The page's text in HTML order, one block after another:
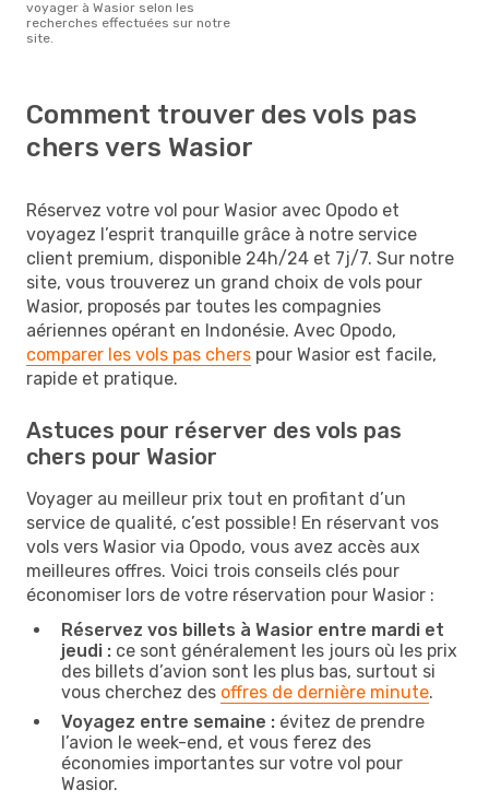
voyager à Wasior selon les
recherches effectuées sur notre
site.
Comment trouver des vols pas
chers vers Wasior
Réservez votre vol pour Wasior avec Opodo et
voyagez l’esprit tranquille grâce à notre service
client premium, disponible 24h/24 et 7j/7. Sur notre
site, vous trouverez un grand choix de vols pour
Wasior, proposés par toutes les compagnies
aériennes opérant en Indonésie. Avec Opodo,
comparer les vols pas chers pour Wasior est facile,
rapide et pratique.
Astuces pour réserver des vols pas
chers pour Wasior
Voyager au meilleur prix tout en profitant d’un
service de qualité, c’est possible ! En réservant vos
vols vers Wasior via Opodo, vous avez accès aux
meilleures offres. Voici trois conseils clés pour
économiser lors de votre réservation pour Wasior :
Réservez vos billets à Wasior entre mardi et
jeudi : ce sont généralement les jours où les prix
des billets d’avion sont les plus bas, surtout si
vous cherchez des offres de dernière minute.
Voyagez entre semaine : évitez de prendre
l’avion le week-end, et vous ferez des
économies importantes sur votre vol pour
Wasior.